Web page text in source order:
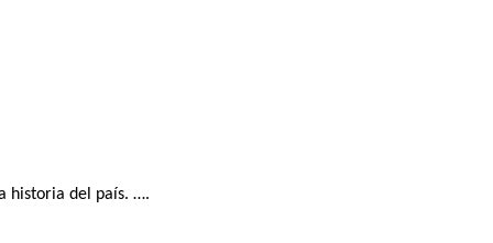
historia del país. ….